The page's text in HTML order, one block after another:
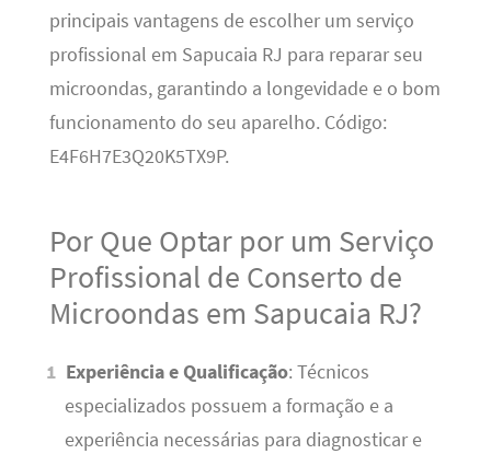
principais vantagens de escolher um serviço
profissional em Sapucaia RJ para reparar seu
microondas, garantindo a longevidade e o bom
funcionamento do seu aparelho. Código:
E4F6H7E3Q20K5TX9P.
Por Que Optar por um Serviço
Profissional de Conserto de
Microondas em Sapucaia RJ?
Experiência e Qualificação: Técnicos
especializados possuem a formação e a
experiência necessárias para diagnosticar e